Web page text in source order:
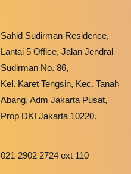
Sahid Sudirman Residence,
Lantai 5 Office, Jalan Jendral
Sudirman No. 86,
Kel. Karet Tengsin, Kec. Tanah
Abang, Adm Jakarta Pusat,
Prop DKI Jakarta 10220.
021-2902 2724 ext 110